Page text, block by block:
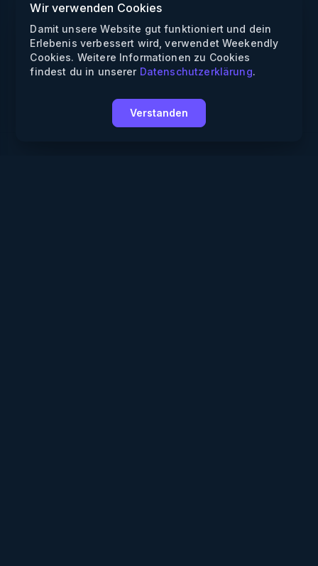
Wir verwenden Cookies
Damit unsere Website gut funktioniert und dein
Erlebenis verbessert wird, verwendet Weekendly
Cookies. Weitere Informationen zu Cookies
findest du in unserer Datenschutzerklärung.
Verstanden